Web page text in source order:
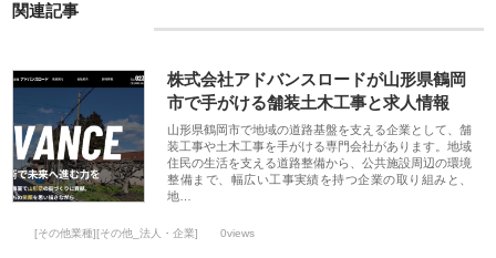
関連記事
株式会社アドバンスロードが山形県鶴岡
市で手がける舗装土木工事と求人情報
山形県鶴岡市で地域の道路基盤を支える企業として、舗
装工事や土木工事を手がける専門会社があります。地域
住民の生活を支える道路整備から、公共施設周辺の環境
整備まで、幅広い工事実績を持つ企業の取り組みと、
地…
[その他業種][その他_法人・企業] 0views